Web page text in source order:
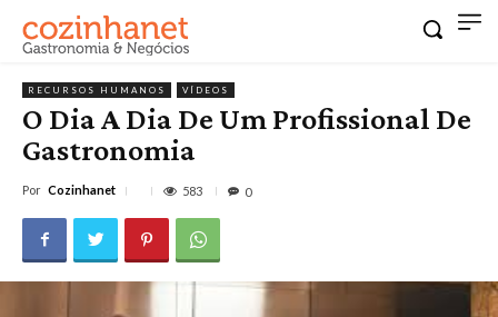
RECURSOS HUMANOS VÍDEOS
O Dia A Dia De Um Profissional De
Gastronomia
Por Cozinhanet 583 0